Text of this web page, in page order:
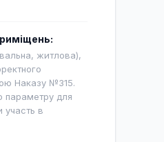
житлова),
Наказу №315.
параметру для
участь в